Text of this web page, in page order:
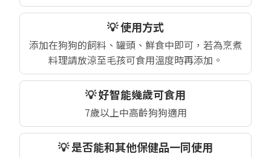
💡 使用方式
添加在狗狗的飼料、罐頭、鮮食中即可，若為烹煮
料理請放涼至毛孩可食用溫度時再添加。
💡 好智能幾歲可食用
7歲以上中高齡狗狗適用
💡 是否能和其他保健品一同使用